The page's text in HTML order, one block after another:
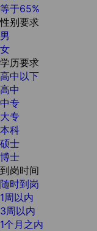
等于65%
性别要求
男
女
学历要求
高中以下
高中
中专
大专
本科
硕士
博士
到岗时间
随时到岗
1周以内
3周以内
1个月之内